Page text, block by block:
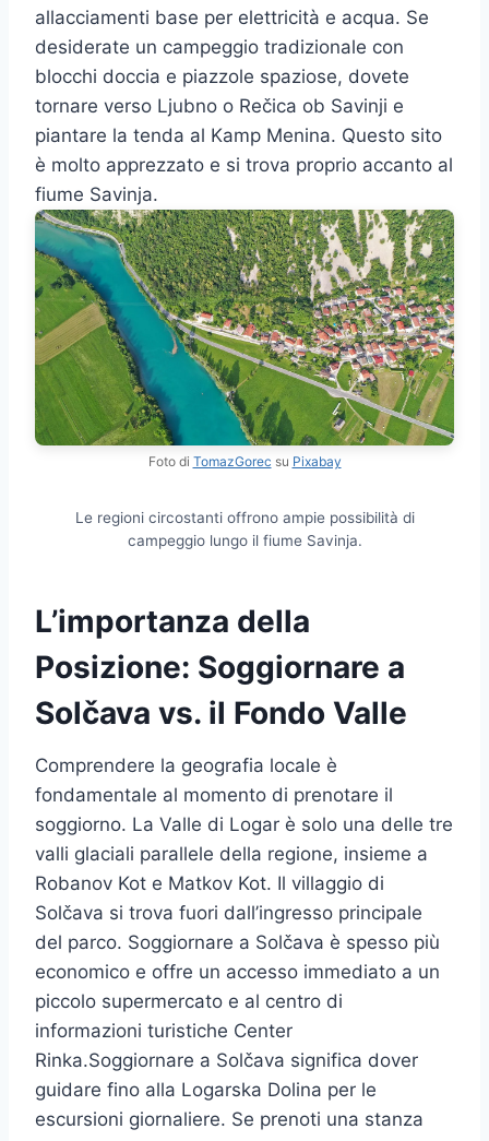
allacciamenti base per elettricità e acqua. Se
desiderate un campeggio tradizionale con
blocchi doccia e piazzole spaziose, dovete
tornare verso Ljubno o Rečica ob Savinji e
piantare la tenda al Kamp Menina. Questo sito
è molto apprezzato e si trova proprio accanto al
fiume Savinja.
Foto di TomazGorec su Pixabay
Le regioni circostanti offrono ampie possibilità di
campeggio lungo il fiume Savinja.
L’importanza della
Posizione: Soggiornare a
Solčava vs. il Fondo Valle
Comprendere la geografia locale è
fondamentale al momento di prenotare il
soggiorno. La Valle di Logar è solo una delle tre
valli glaciali parallele della regione, insieme a
Robanov Kot e Matkov Kot. Il villaggio di
Solčava si trova fuori dall’ingresso principale
del parco. Soggiornare a Solčava è spesso più
economico e offre un accesso immediato a un
piccolo supermercato e al centro di
informazioni turistiche Center
Rinka.Soggiornare a Solčava significa dover
guidare fino alla Logarska Dolina per le
escursioni giornaliere. Se prenoti una stanza